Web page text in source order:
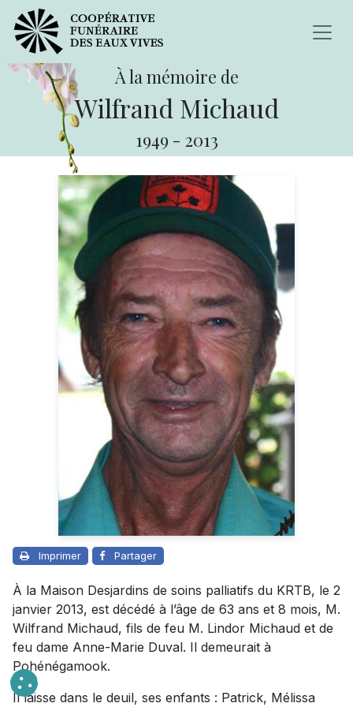
À la mémoire de
Wilfrand Michaud
1949 - 2013
Imprimer Partager
À la Maison Desjardins de soins palliatifs du KRTB, le 2
janvier 2013, est décédé à l’âge de 63 ans et 8 mois, M.
Wilfrand Michaud, fils de feu M. Lindor Michaud et de
feu dame Anne-Marie Duval. Il demeurait à
Pohénégamook.
Il laisse dans le deuil, ses enfants : Patrick, Mélissa